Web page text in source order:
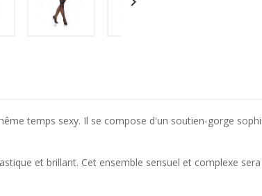
temps sexy. Il se compose d'un soutien-gorge
et brillant. Cet ensemble sensuel et complexe